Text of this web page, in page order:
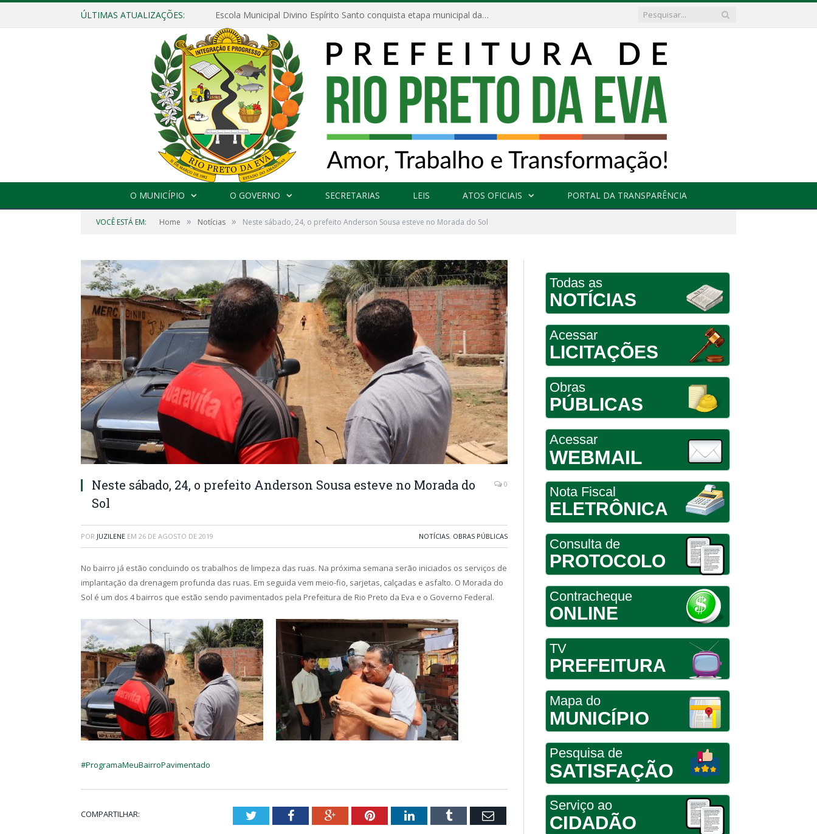
ÚLTIMAS ATUALIZAÇÕES: Escola Municipal Divino Espírito Santo conquista etapa municipal da V Feira Amazonense de Matemática
O MUNICÍPIO O GOVERNO SECRETARIAS LEIS ATOS OFICIAIS PORTAL DA TRANSPARÊNCIA
VOCÊ ESTÁ EM: Home » Notícias » Neste sábado, 24, o prefeito Anderson Sousa esteve no Morada do Sol
Neste sábado, 24, o prefeito Anderson Sousa esteve no Morada do
Sol
0
POR JUZILENE EM 26 DE AGOSTO DE 2019 NOTÍCIAS, OBRAS PÚBLICAS
No bairro já estão concluindo os trabalhos de limpeza das ruas. Na próxima semana serão iniciados os serviços de
implantação da drenagem profunda das ruas. Em seguida vem meio-fio, sarjetas, calçadas e asfalto. O Morada do
Sol é um dos 4 bairros que estão sendo pavimentados pela Prefeitura de Rio Preto da Eva e o Governo Federal.
#ProgramaMeuBairroPavimentado
COMPARTILHAR: TwitterFacebookGoogle+PinterestLinkedInTumblr Email
Todas as
NOTÍCIAS
Acessar
LICITAÇÕES
Obras
PÚBLICAS
Acessar
WEBMAIL
Nota Fiscal
ELETRÔNICA
Consulta de
PROTOCOLO
Contracheque
ONLINE
TV
PREFEITURA
Mapa do
MUNICÍPIO
Pesquisa de
SATISFAÇÃO
Serviço ao
CIDADÃO